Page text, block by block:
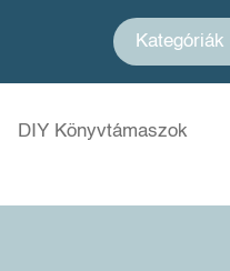
Kategóriák
DIY Könyvtámaszok